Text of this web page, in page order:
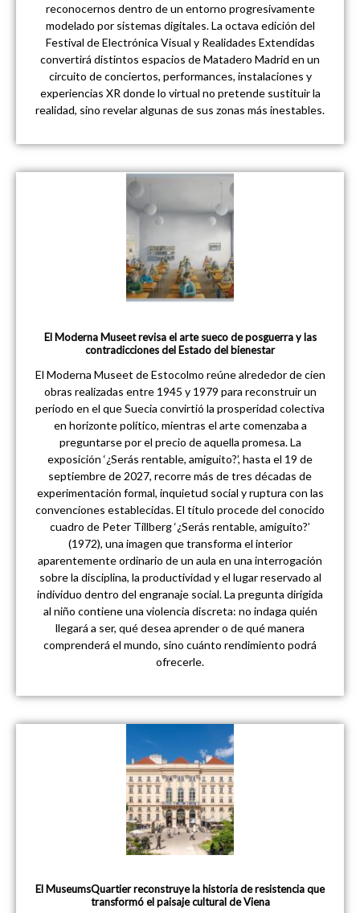
reconocernos dentro de un entorno progresivamente
modelado por sistemas digitales. La octava edición del
Festival de Electrónica Visual y Realidades Extendidas
convertirá distintos espacios de Matadero Madrid en un
circuito de conciertos, performances, instalaciones y
experiencias XR donde lo virtual no pretende sustituir la
realidad, sino revelar algunas de sus zonas más inestables.
El Moderna Museet revisa el arte sueco de posguerra y las
contradicciones del Estado del bienestar
El Moderna Museet de Estocolmo reúne alrededor de cien
obras realizadas entre 1945 y 1979 para reconstruir un
periodo en el que Suecia convirtió la prosperidad colectiva
en horizonte político, mientras el arte comenzaba a
preguntarse por el precio de aquella promesa. La
exposición ‘¿Serás rentable, amiguito?’, hasta el 19 de
septiembre de 2027, recorre más de tres décadas de
experimentación formal, inquietud social y ruptura con las
convenciones establecidas. El título procede del conocido
cuadro de Peter Tillberg ‘¿Serás rentable, amiguito?’
(1972), una imagen que transforma el interior
aparentemente ordinario de un aula en una interrogación
sobre la disciplina, la productividad y el lugar reservado al
individuo dentro del engranaje social. La pregunta dirigida
al niño contiene una violencia discreta: no indaga quién
llegará a ser, qué desea aprender o de qué manera
comprenderá el mundo, sino cuánto rendimiento podrá
ofrecerle.
El MuseumsQuartier reconstruye la historia de resistencia que
transformó el paisaje cultural de Viena